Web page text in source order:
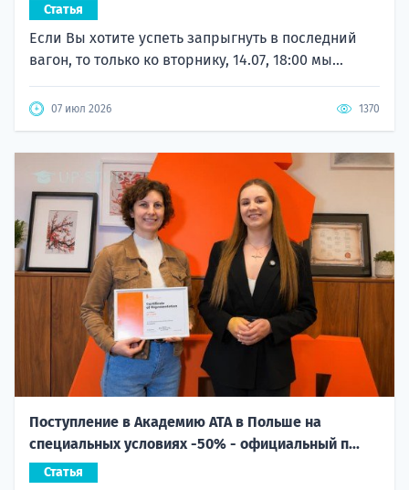
Статья
Если Вы хотите успеть запрыгнуть в последний
вагон, то только ко вторнику, 14.07, 18:00 мы...
07 июл 2026 1370
Поступление в Академию ATA в Польше на
специальных условиях -50% - официальный п...
Статья